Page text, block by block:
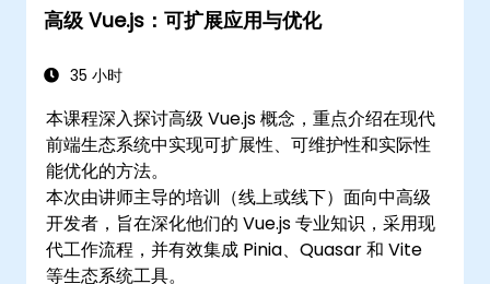
高级 Vue.js：可扩展应用与优化
35 小时
本课程深入探讨高级 Vue.js 概念，重点介绍在现代
前端生态系统中实现可扩展性、可维护性和实际性
能优化的方法。
本次由讲师主导的培训（线上或线下）面向中高级
开发者，旨在深化他们的 Vue.js 专业知识，采用现
代工作流程，并有效集成 Pinia、Quasar 和 Vite
等生态系统工具。